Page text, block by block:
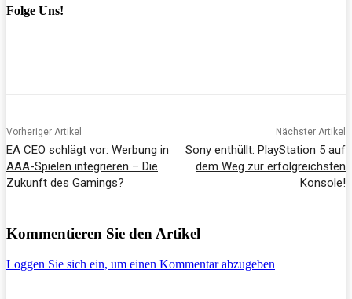
Folge Uns!
Vorheriger Artikel
EA CEO schlägt vor: Werbung in
AAA-Spielen integrieren – Die
Zukunft des Gamings?
Nächster Artikel
Sony enthüllt: PlayStation 5 auf
dem Weg zur erfolgreichsten
Konsole!
Kommentieren Sie den Artikel
Loggen Sie sich ein, um einen Kommentar abzugeben